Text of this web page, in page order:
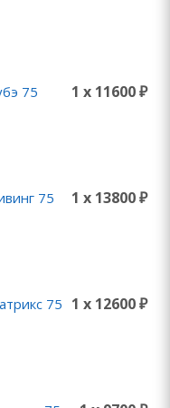
75 1 x 11600 ₽
75 1 x 13800 ₽
75 1 x 12600 ₽